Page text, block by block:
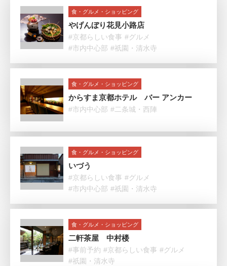
食・グルメ・ショッピング
やげんぼり花見小路店
#京都らしい食事 #グルメ
#市内中心部 #祇園・清水寺
食・グルメ・ショッピング
からすま京都ホテル バー アンカー
#市内中心部 #二条城・西陣
食・グルメ・ショッピング
いづう
#京都らしい食事 #グルメ
#市内中心部 #祇園・清水寺
食・グルメ・ショッピング
二軒茶屋 中村楼
#事前予約 #京都らしい食事 #グルメ
#祇園・清水寺